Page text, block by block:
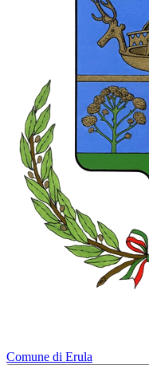
Comune di Erula